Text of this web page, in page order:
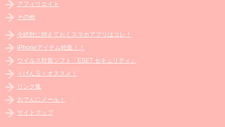
アフィリエイト
その他
今絶対に抑えておくスマホアプリはコレ！
iPhoneアイテム特集！！
ウイルス対策ソフト「ESET セキュリティ」
＜げん玉＞オススメ！
リンク集
おでんにメール！
サイトマップ